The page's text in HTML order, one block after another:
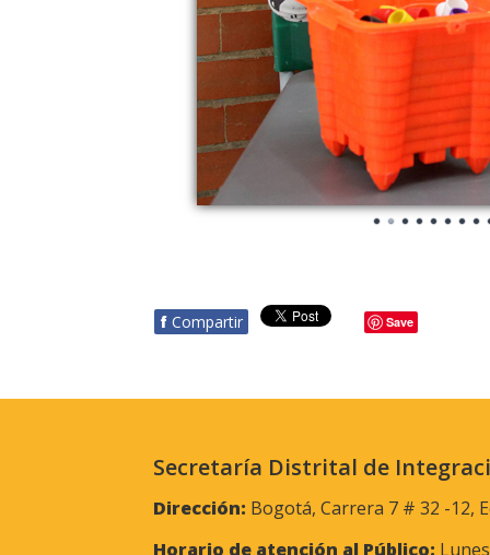
f Compartir Save
Secretaría Distrital de
Dirección: Bogotá, Carrera 7 # 32 -12,
Horario de atención al Público: